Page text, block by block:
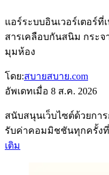
แอร์ระบบอินเวอร์เตอร์
สารเคลือบกันสนิม กระจ
มุมห้อง
โดย:สบายสบาย.com
อัพเดทเมื่อ 8 ส.ค. 2026
สนับสนุนเว็บไซต์ด้วยกา
รับค่าคอมมิชชันทุกครั้ง
เติม